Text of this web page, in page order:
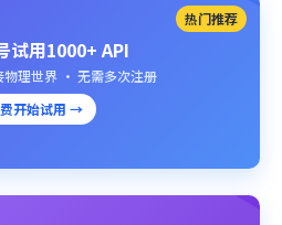
热门推荐
试用1000+ API
物理世界 · 无需多次注册
开始试用 →